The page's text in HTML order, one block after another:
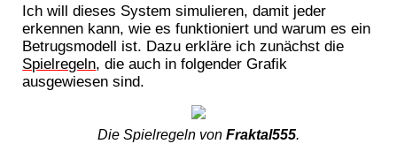
Ich will dieses System simulieren, damit jeder
erkennen kann, wie es funktioniert und warum es ein
Betrugsmodell ist. Dazu erkläre ich zunächst die
Spielregeln, die auch in folgender Grafik
ausgewiesen sind.
Die Spielregeln von Fraktal555.